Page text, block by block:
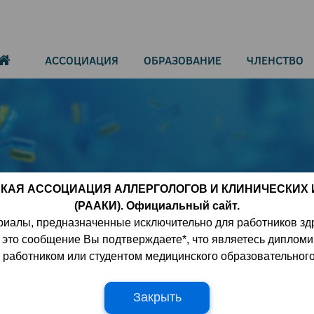
АССОЦИАЦИЯ ОБРАЗОВАНИЕ ЧЛЕНСТВО
иммунной системе
АССОЦИАЦИЯ АЛЛЕРГОЛОГОВ И КЛИНИЧЕСКИХ
(РААКИ). Официальный сайт.
предназначенные исключительно для работников
сообщение Вы подтверждаете*, что являетесь
или студентом медицинского
Закрыть